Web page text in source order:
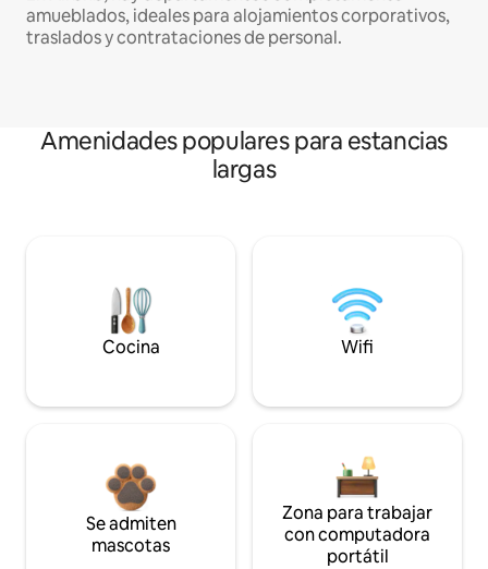
amueblados, ideales para alojamientos corporativos,
traslados y contrataciones de personal.
Amenidades populares para estancias
largas
Cocina Wifi
Se admiten
mascotas
Zona para trabajar
con computadora
portátil